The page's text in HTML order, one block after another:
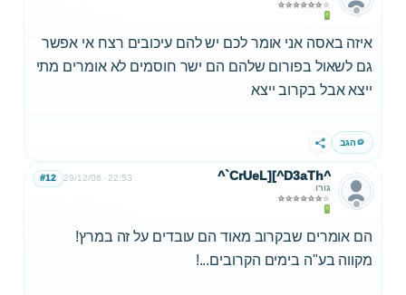
איזה באסה אני אומר לכם יש להם עיכובים רצח אי אפשר
גם לשאול בפורום שלהם הם ישר חוסמים לא אומרים מתי
ייצא אבל בקרוב ייצא
הגב שתף
^`CrUeL][^D3aTh^
גורו
29/12/06 22:53
#12
הם אומרים שבקרוב מאוד הם עובדים על זה במרץ!
מקווה בע"ה בימים הקרובים...!